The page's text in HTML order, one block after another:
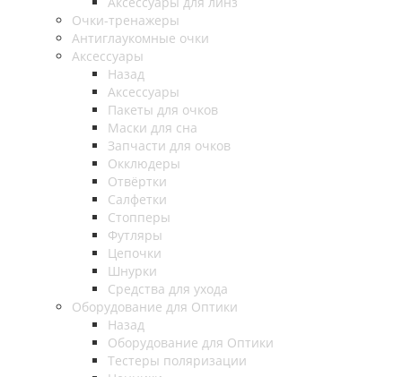
Очки-тренажеры
Антиглаукомные очки
Аксессуары
Назад
Аксессуары
Пакеты для очков
Маски для сна
Запчасти для очков
Окклюдеры
Отвёртки
Салфетки
Стопперы
Футляры
Цепочки
Шнурки
Средства для ухода
Оборудование для Оптики
Назад
Оборудование для Оптики
Тестеры поляризации